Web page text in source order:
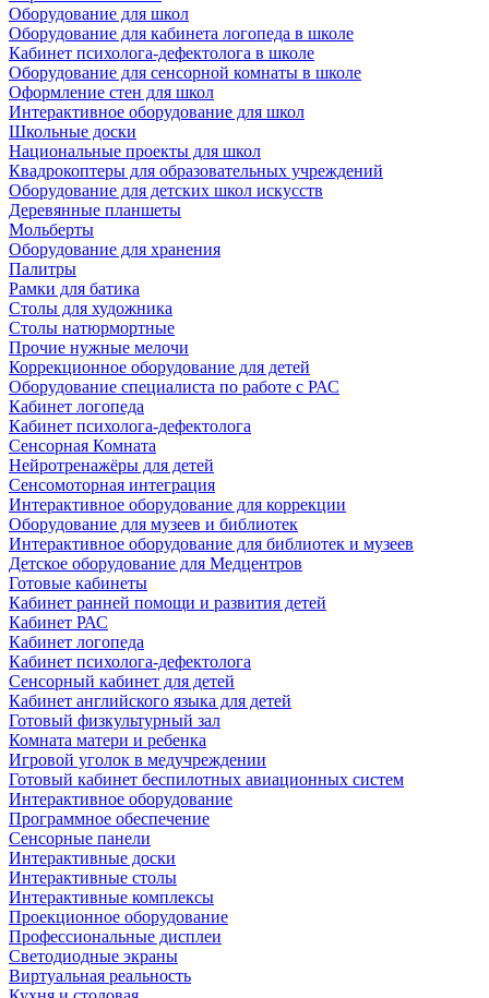
Оборудование для школ
Оборудование для кабинета логопеда в школе
Кабинет психолога-дефектолога в школе
Оборудование для сенсорной комнаты в школе
Оформление стен для школ
Интерактивное оборудование для школ
Школьные доски
Национальные проекты для школ
Квадрокоптеры для образовательных учреждений
Оборудование для детских школ искусств
Деревянные планшеты
Мольберты
Оборудование для хранения
Палитры
Рамки для батика
Столы для художника
Столы натюрмортные
Прочие нужные мелочи
Коррекционное оборудование для детей
Оборудование специалиста по работе с РАС
Кабинет логопеда
Кабинет психолога-дефектолога
Сенсорная Комната
Нейротренажёры для детей
Сенсомоторная интеграция
Интерактивное оборудование для коррекции
Оборудование для музеев и библиотек
Интерактивное оборудование для библиотек и музеев
Детское оборудование для Медцентров
Готовые кабинеты
Кабинет ранней помощи и развития детей
Кабинет РАС
Кабинет логопеда
Кабинет психолога-дефектолога
Сенсорный кабинет для детей
Кабинет английского языка для детей
Готовый физкультурный зал
Комната матери и ребенка
Игровой уголок в медучреждении
Готовый кабинет беспилотных авиационных систем
Интерактивное оборудование
Программное обеспечение
Сенсорные панели
Интерактивные доски
Интерактивные столы
Интерактивные комплексы
Проекционное оборудование
Профессиональные дисплеи
Светодиодные экраны
Виртуальная реальность